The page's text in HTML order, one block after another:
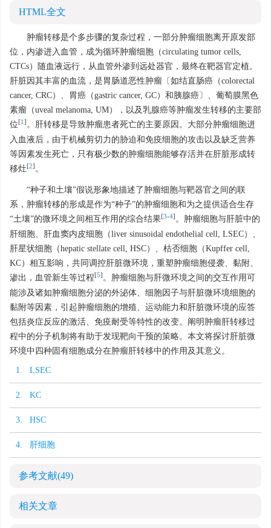
HTML全文
肿瘤转移是个多步骤的复杂过程，一部分肿瘤细胞离开原发部
位，内渗进入血管，成为循环肿瘤细胞（circulating tumor cells,
CTCs）随血液远行，从血管外渗到远处器官，最终在靶器官定植。
肝脏因其丰富的血流，是胃肠道恶性肿瘤〔如结直肠癌（colorectal
cancer, CRC）、胃癌（gastric cancer, GC）和胰腺癌〕、葡萄膜黑色
素瘤（uveal melanoma, UM），以及乳腺癌等肿瘤发生转移的主要部
位[1] 。肝转移是导致肿瘤患者死亡的主要原因。大部分肿瘤细胞进
入血液后，由于机械剪切力的胁迫和免疫细胞的攻击以及缺乏营养
等因素发生死亡，只有极少数的肿瘤细胞能够存活并在肝脏形成转
移灶[2] 。
“种子和土壤”假说形象地描述了肿瘤细胞与靶器官之间的联
系，肿瘤转移的形成是作为“种子”的肿瘤细胞和为之提供适合生存
“土壤”的微环境之间相互作用的综合结果[3-4] 。肿瘤细胞与肝脏中的
肝细胞、肝血窦内皮细胞（liver sinusoidal endothelial cell, LSEC）、
肝星状细胞（hepatic stellate cell, HSC）、枯否细胞（Kupffer cell,
KC）相互影响，共同调控肝脏微环境，重塑肿瘤细胞侵袭、黏附、
渗出，血管新生等过程[5] 。肿瘤细胞与肝微环境之间的交互作用可
能涉及诸如肿瘤细胞分泌的外泌体、细胞因子与肝脏微环境细胞的
黏附等因素，引起肿瘤细胞的增殖、运动能力和肝脏微环境的应答
包括炎症反应的激活、免疫耐受等特性的改变。阐明肿瘤肝转移过
程中的分子机制将有助于发现靶向干预的策略。本文将探讨肝脏微
环境中四种固有细胞成分在肿瘤肝转移中的作用及其意义。
1. LSEC
2. KC
3. HSC
4. 肝细胞
参考文献(49)
相关文章